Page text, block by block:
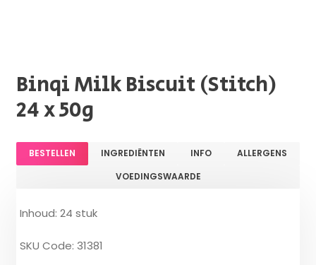
Binqi Milk Biscuit (Stitch)
24 x 50g
BESTELLEN INGREDIËNTEN INFO
ALLERGENS
VOEDINGSWAARDE
Inhoud: 24 stuk
SKU Code: 31381